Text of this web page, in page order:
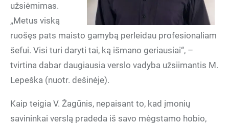
užsiėmimas.
„Metus viską
ruošęs pats maisto gamybą perleidau profesionaliam
šefui. Visi turi daryti tai, ką išmano geriausiai“, –
tvirtina dabar daugiausia verslo vadyba užsiimantis M.
Lepeška (nuotr. dešinėje).
Kaip teigia V. Žagūnis, nepaisant to, kad įmonių
savininkai verslą pradeda iš savo mėgstamo hobio,